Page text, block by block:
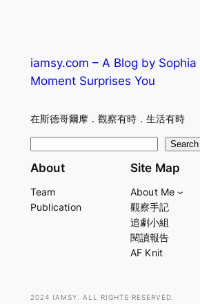
iamsy.com – A Blog by
Moment Surprises You
在斯德哥爾摩．觀察有時．生活有時
e
r
Search
About
Team
Publication
Site Map
About Me
觀察手記
追劇小組
閱讀報告
AF Knit
2024 IAMSY. ALL RIGHTS RESERVED.